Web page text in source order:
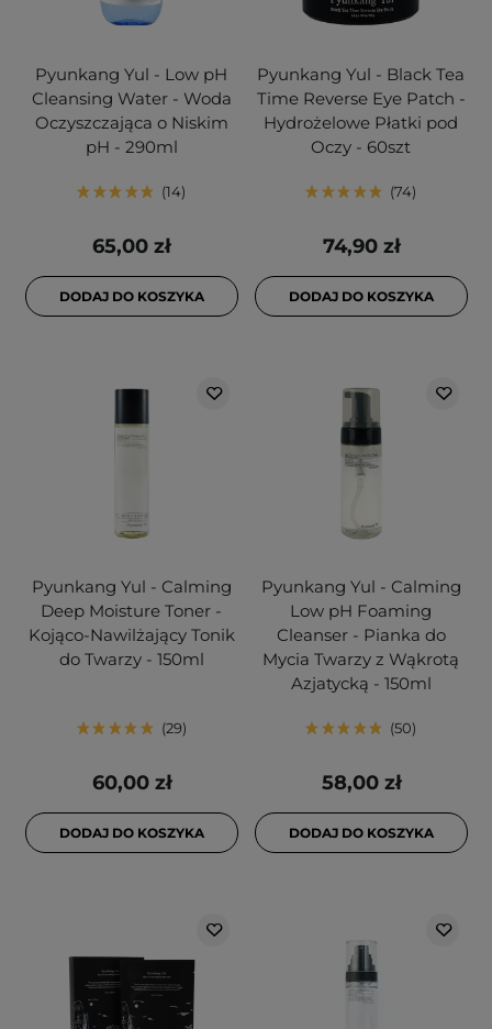
Pyunkang Yul - Low pH
Cleansing Water - Woda
Oczyszczająca o Niskim
pH - 290ml
14
65,00 zł
DODAJ DO KOSZYKA
Pyunkang Yul - Black Tea
Time Reverse Eye Patch -
Hydrożelowe Płatki pod
Oczy - 60szt
74
74,90 zł
DODAJ DO KOSZYKA
Pyunkang Yul - Calming
Deep Moisture Toner -
Kojąco-Nawilżający Tonik
do Twarzy - 150ml
29
60,00 zł
DODAJ DO KOSZYKA
Pyunkang Yul - Calming
Low pH Foaming
Cleanser - Pianka do
Mycia Twarzy z Wąkrotą
Azjatycką - 150ml
50
58,00 zł
DODAJ DO KOSZYKA